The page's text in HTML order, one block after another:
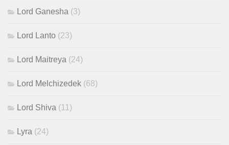
Lord Ganesha (3)
Lord Lanto (23)
Lord Maitreya (24)
Lord Melchizedek (68)
Lord Shiva (11)
Lyra (24)